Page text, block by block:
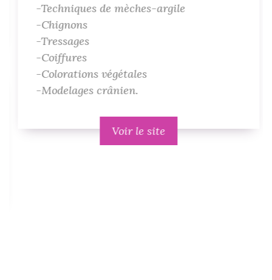
-Techniques de mèches-argile
-Chignons
-Tressages
-Coiffures
-Colorations végétales
-Modelages crânien.
Voir le site